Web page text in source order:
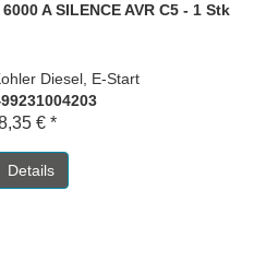
A SILENCE AVR C5 - 1 Stk
Diesel, E-Start
€ *
Details